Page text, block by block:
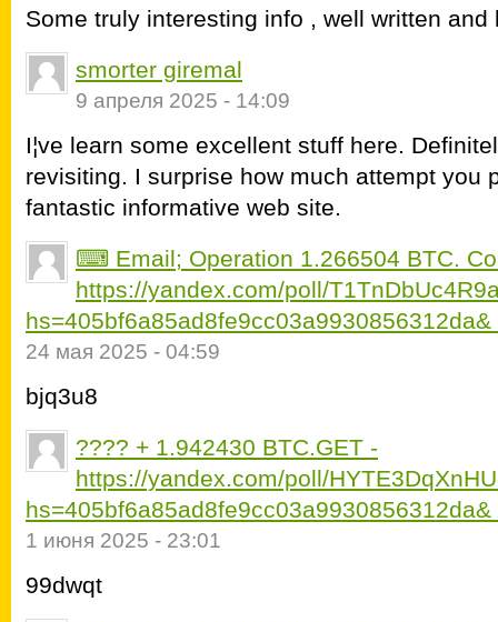
Some truly interesting info , well written and
smorter giremal
9 апреля 2025 - 14:09
I¦ve learn some excellent stuff here.
revisiting. I surprise how much attempt you
fantastic informative web site.
⌨ Email; Operation 1.266504 BTC.
https://yandex.com/poll/
24 мая 2025 - 04:59
bjq3u8
???? + 1.942430 BTC.GET -
https://yandex.com/poll/
hs=405bf6a85ad8fe9cc03a9930856312da&
1 июня 2025 - 23:01
99dwqt